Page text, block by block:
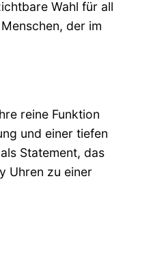
Wahl für all
der im
reine Funktion
und einer tiefen
Statement, das
Uhren zu einer